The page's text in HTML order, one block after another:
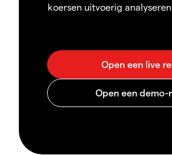
koersen uitvoerig analyseren